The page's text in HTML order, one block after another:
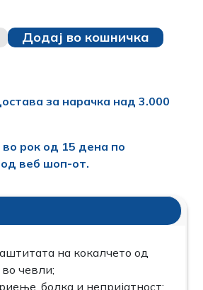
Додај во кошничка
за нарачка над 3.000
во рок од 15 дена по
веб шоп-от.
на кокалчето од
чевли;
болка и непријатност;